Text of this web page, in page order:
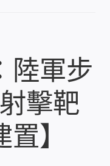
陸軍步
擊靶
】